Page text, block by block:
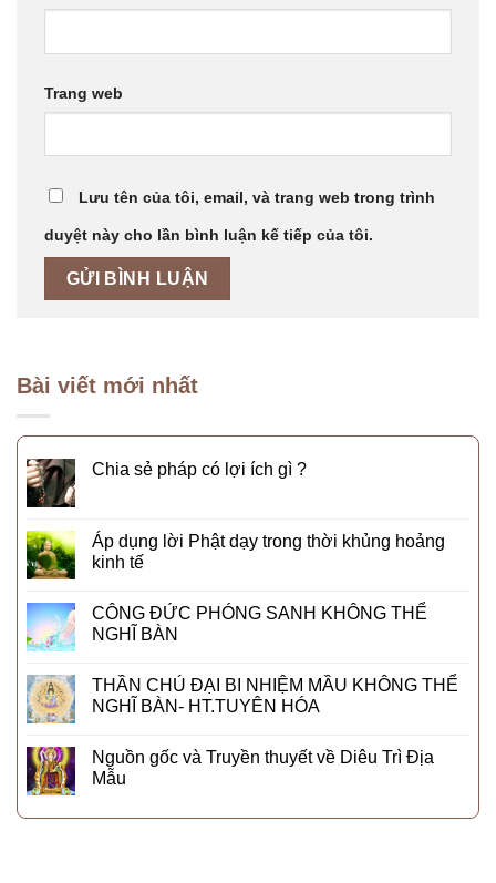
Trang web
Lưu tên của tôi, email, và trang web trong trình
duyệt này cho lần bình luận kế tiếp của tôi.
Bài viết mới nhất
Chia sẻ pháp có lợi ích gì ?
Áp dụng lời Phật dạy trong thời khủng hoảng
kinh tế
CÔNG ĐỨC PHÓNG SANH KHÔNG THỂ
NGHĨ BÀN
THẦN CHÚ ĐẠI BI NHIỆM MẦU KHÔNG THỂ
NGHĨ BÀN- HT.TUYÊN HÓA
Nguồn gốc và Truyền thuyết về Diêu Trì Địa
Mẫu